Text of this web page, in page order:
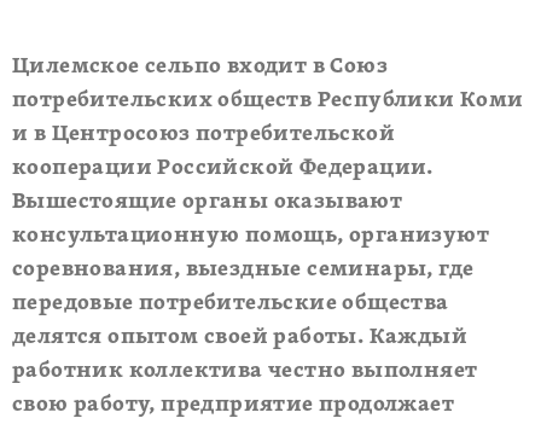
Цилемское сельпо входит в Союз
потребительских обществ Республики Коми
и в Центросоюз потребительской
кооперации Российской Федерации.
Вышестоящие органы оказывают
консультационную помощь, организуют
соревнования, выездные семинары, где
передовые потребительские общества
делятся опытом своей работы. Каждый
работник коллектива честно выполняет
свою работу, предприятие продолжает